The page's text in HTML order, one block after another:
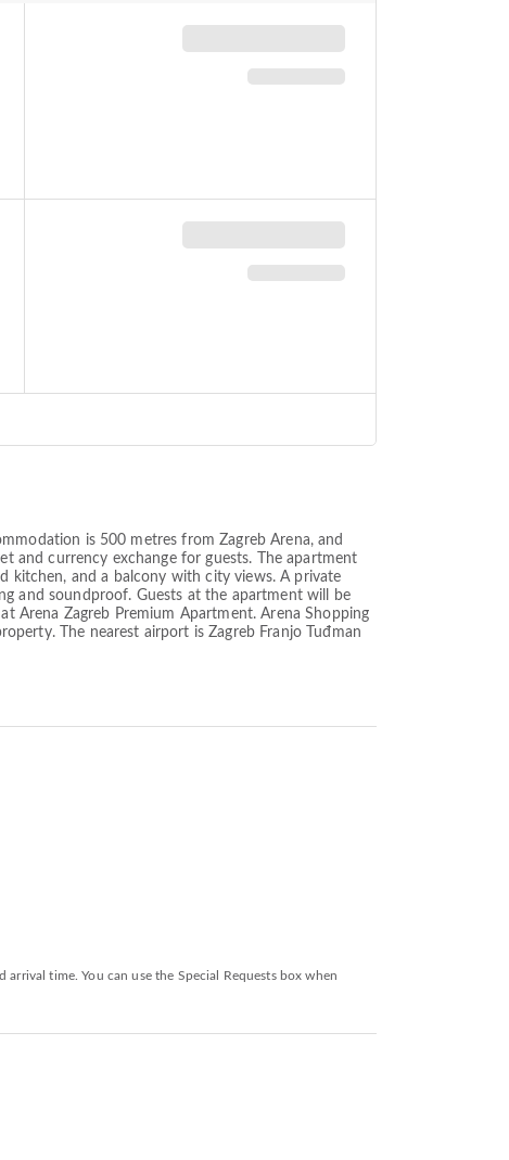
is 500 metres from Zagreb Arena, and
and currency exchange for guests. The apartment
kitchen, and a balcony with city views. A private
and soundproof. Guests at the apartment will be
Arena Zagreb Premium Apartment. Arena Shopping
The nearest airport is Zagreb Franjo Tuđman
time. You can use the Special Requests box when